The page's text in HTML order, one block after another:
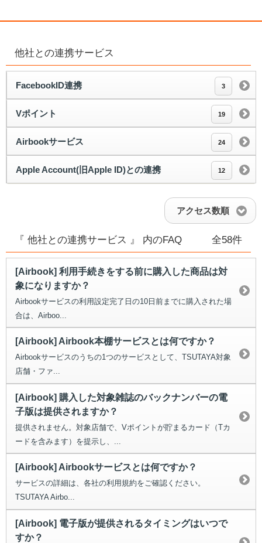
他社との連携サービス
FacebookID連携 3
Vポイント 19
Airbookサービス 24
Apple Account(旧Apple ID)との連携 12
アクセス数順
『 他社との連携サービス 』 内のFAQ 全58件
[Airbook] 利用手続きをする前に購入した商品は対
象になりますか？
Airbookサービスの利用設定完了日の10日前までに購入された場
合は、Airboo...
[Airbook] Airbook本棚サービスとは何ですか？
Airbookサービスのうちの1つのサービスとして、TSUTAYA対象
店舗・ファ...
[Airbook] 購入した対象雑誌のバックナンバーの電
子版は提供されますか？
提供されません。対象店舗で、Vポイントが貯まるカード（Tカ
ードを含みます）を提示し、...
[Airbook] Airbookサービスとは何ですか？
サービスの詳細は、各社の利用規約をご確認ください。
TSUTAYA Airbo...
[Airbook] 電子版が提供されるタイミングはいつで
すか？